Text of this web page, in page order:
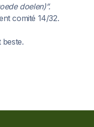
doelen)”.
comité 14/32.
beste.